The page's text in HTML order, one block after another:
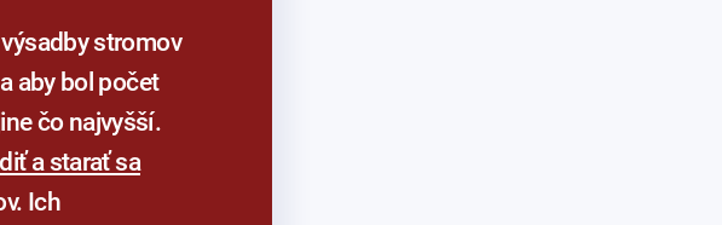
aby bol počet
čo najvyšší.
a starať sa
Ich